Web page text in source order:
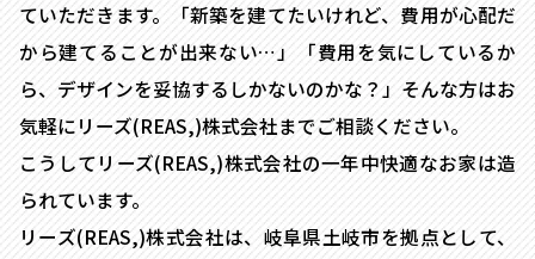
ていただきます。「新築を建てたいけれど、費用が心配だ
から建てることが出来ない…」「費用を気にしているか
ら、デザインを妥協するしかないのかな？」そんな方はお
気軽にリーズ(REAS,)株式会社までご相談ください。
こうしてリーズ(REAS,)株式会社の一年中快適なお家は造
られています。
リーズ(REAS,)株式会社は、岐阜県土岐市を拠点として、